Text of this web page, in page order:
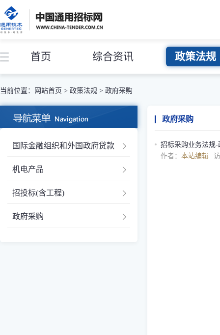
首页 综合资讯 政策法规
当前位置： 网站首页 > 政策法规 > 政府采购
国际金融组织和外国政府贷款
机电产品
招投标(含工程)
政府采购
政府采购
招标采购业务法规-
作者： 本站编辑